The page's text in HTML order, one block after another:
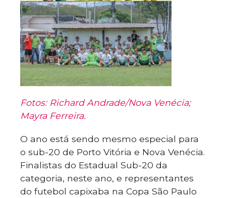
Fotos: Richard Andrade/Nova Venécia;
Mayra Ferreira.
O ano está sendo mesmo especial para
o sub-20 de Porto Vitória e Nova Venécia.
Finalistas do Estadual Sub-20 da
categoria, neste ano, e representantes
do futebol capixaba na Copa São Paulo